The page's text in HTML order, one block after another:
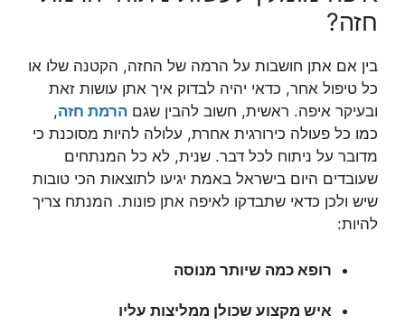
חזה?
בין אם אתן חושבות על הרמה של החזה, הקטנה שלו או
כל טיפול אחר, כדאי יהיה לבדוק איך אתן עושות זאת
ובעיקר איפה. ראשית, חשוב להבין שגם הרמת חזה,
כמו כל פעולה כירורגית אחרת, עלולה להיות מסוכנת כי
מדובר על ניתוח לכל דבר. שנית, לא כל המנתחים
שעובדים היום בישראל באמת יגיעו לתוצאות הכי טובות
שיש ולכן כדאי שתבדקו לאיפה אתן פונות. המנתח צריך
להיות:
רופא כמה שיותר מנוסה
איש מקצוע שכולן ממליצות עליו